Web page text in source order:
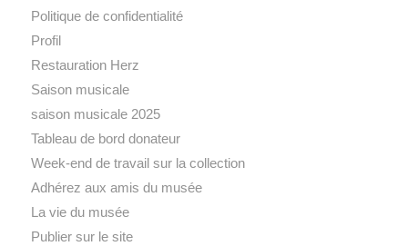
Politique de confidentialité
Profil
Restauration Herz
Saison musicale
saison musicale 2025
Tableau de bord donateur
Week-end de travail sur la collection
Adhérez aux amis du musée
La vie du musée
Publier sur le site